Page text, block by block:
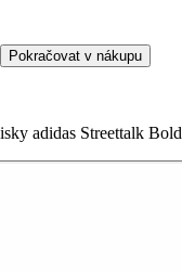
Pokračovat v nákupu
adidas Streettalk Bold